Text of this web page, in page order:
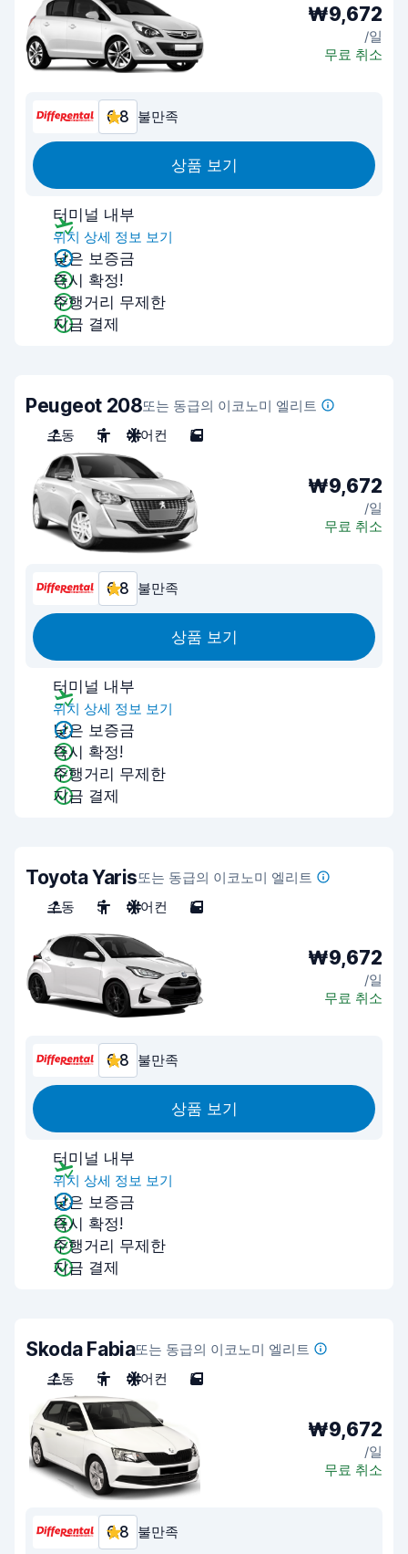
₩9,672
/일
무료 취소
6.8 불만족
상품 보기
터미널 내부
위치 상세 정보 보기
낮은 보증금
즉시 확정!
주행거리 무제한
지금 결제
Peugeot 208또는 동급의 이코노미 엘리트
수동
5 에어컨 5
₩9,672
/일
무료 취소
6.8 불만족
상품 보기
터미널 내부
위치 상세 정보 보기
낮은 보증금
즉시 확정!
주행거리 무제한
지금 결제
Toyota Yaris또는 동급의 이코노미 엘리트
수동
5 에어컨 5
₩9,672
/일
무료 취소
6.8 불만족
상품 보기
터미널 내부
위치 상세 정보 보기
낮은 보증금
즉시 확정!
주행거리 무제한
지금 결제
Skoda Fabia또는 동급의 이코노미 엘리트
수동
5 에어컨 5
₩9,672
/일
무료 취소
6.8 불만족